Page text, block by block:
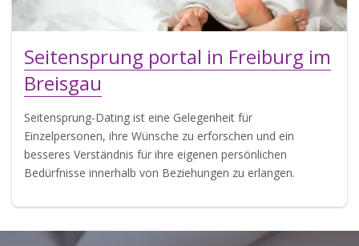
Seitensprung portal in Freiburg im
Breisgau
Seitensprung-Dating ist eine Gelegenheit für
Einzelpersonen, ihre Wünsche zu erforschen und ein
besseres Verständnis für ihre eigenen persönlichen
Bedürfnisse innerhalb von Beziehungen zu erlangen.